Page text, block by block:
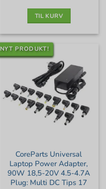
TIL KURV
NYT PRODUKT!
CoreParts Universal
Laptop Power Adapter,
90W 18,5-20V 4.5-4.7A
Plug: Multi DC Tips 17